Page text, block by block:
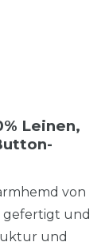
Leinen,
von
gefertigt und
und